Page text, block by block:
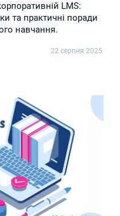
LMS:
та практичні поради
навчання.
22 серпня 2025